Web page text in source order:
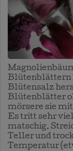
Blütenblättern
Blütensalz
Blütenblätter
mörsere sie
Es tritt sehr
matschig.
Teller und
Temperatur